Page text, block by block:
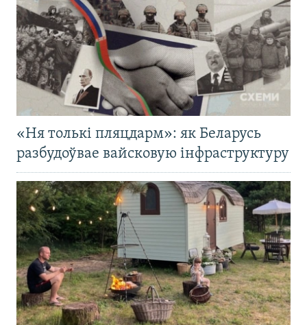
«Ня толькі пляцдарм»: як Беларусь
разбудоўвае вайсковую інфраструктуру